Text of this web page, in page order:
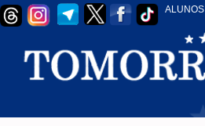
ALUNOS